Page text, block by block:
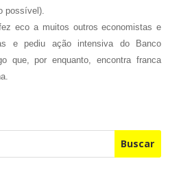
possível).
eco a muitos outros economistas e
e pediu ação intensiva do Banco
que, por enquanto, encontra franca
Buscar